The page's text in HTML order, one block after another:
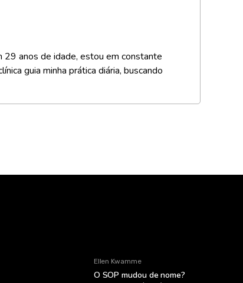
29 anos de idade, estou em constante
guia minha prática diária, buscando
Ellen Kwamme
O SOP mudou de nome?